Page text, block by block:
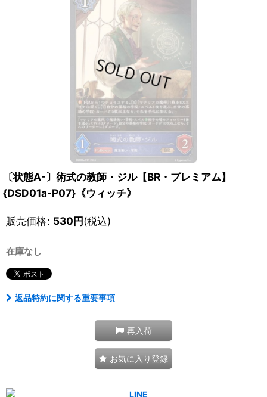
〔状態A-〕術式の教師・ジル【BR・プレミアム】
{DSD01a-P07}《ウィッチ》
販売価格: 530円(税込)
在庫なし
返品特約に関する重要事項
再入荷
お気に入り登録